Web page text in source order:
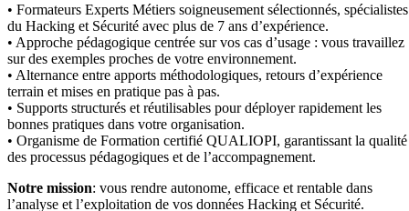
• Formateurs Experts Métiers soigneusement sélectionnés, spécialistes
du Hacking et Sécurité avec plus de 7 ans d’expérience.
• Approche pédagogique centrée sur vos cas d’usage : vous travaillez
sur des exemples proches de votre environnement.
• Alternance entre apports méthodologiques, retours d’expérience
terrain et mises en pratique pas à pas.
• Supports structurés et réutilisables pour déployer rapidement les
bonnes pratiques dans votre organisation.
• Organisme de Formation certifié QUALIOPI, garantissant la qualité
des processus pédagogiques et de l’accompagnement.
Notre mission: vous rendre autonome, efficace et rentable dans
l’analyse et l’exploitation de vos données Hacking et Sécurité.